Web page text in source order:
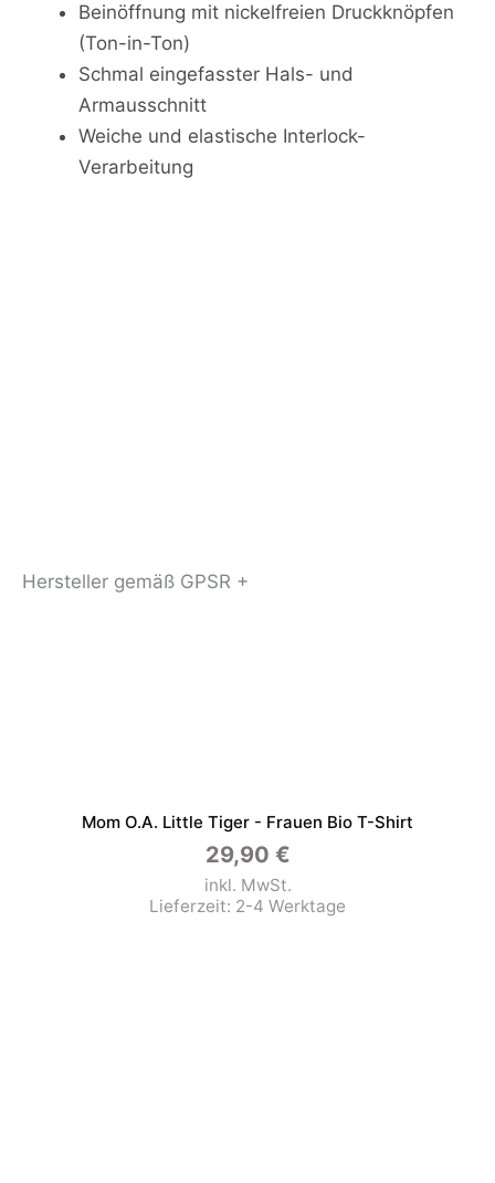
Beinöffnung mit nickelfreien Druckknöpfen
(Ton-in-Ton)
Schmal eingefasster Hals- und
Armausschnitt
Weiche und elastische Interlock-
Verarbeitung
Hersteller gemäß GPSR +
Mom O.a. Little Tiger - Frauen Bio T-Shirt
29,90 €
inkl. MwSt.
Lieferzeit: 2-4 Werktage